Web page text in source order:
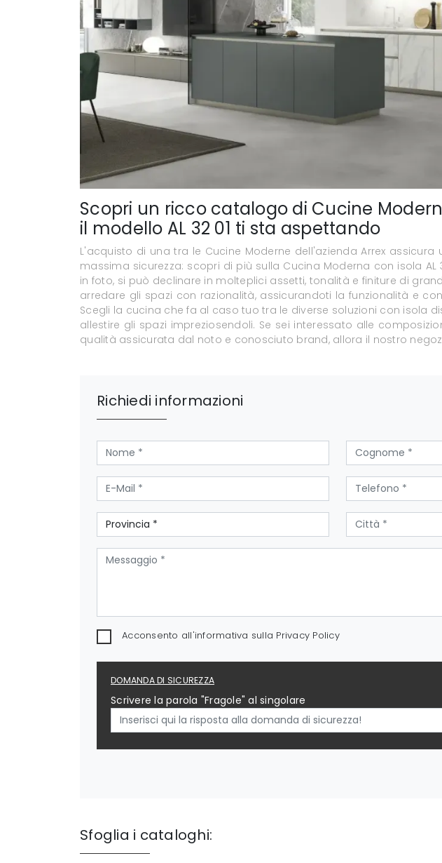
Scopri un ricco catalogo di Cucine
il modello AL 32 01 ti sta aspettando
L'acquisto di una tra le Cucine Moderne dell'azienda Arrex assicura
massima sicurezza: scopri di più sulla Cucina Moderna con isola AL
in foto, si può declinare in molteplici assetti, tonalità e finiture di
arredare gli spazi con razionalità, assicurandoti la funzionalità e
Scegli la cucina che fa al caso tuo tra le diverse soluzioni con isola
allestire gli spazi impreziosendoli. Se sei interessato alle
qualità assicurata dal noto e conosciuto brand, allora il nostro
Richiedi informazioni
Acconsento all'informativa sulla Privacy Policy
DOMANDA DI SICUREZZA
Scrivere la parola "Fragole" al singolare
Sfoglia i cataloghi: